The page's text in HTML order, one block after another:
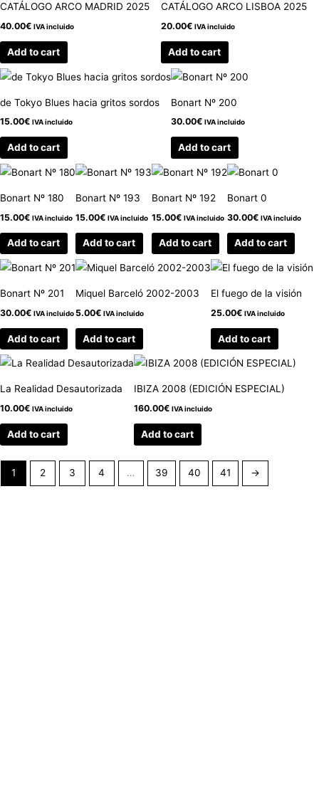
CATÁLOGO ARCO MADRID 2025
40.00€ IVA incluido
Add to cart
CATÁLOGO ARCO LISBOA 2025
20.00€ IVA incluido
Add to cart
de Tokyo Blues hacia gritos sordos
15.00€ IVA incluido
Add to cart
Bonart Nº 200
30.00€ IVA incluido
Add to cart
Bonart Nº 180
15.00€ IVA incluido
Add to cart
Bonart Nº 193
15.00€ IVA incluido
Add to cart
Bonart Nº 192
15.00€ IVA incluido
Add to cart
Bonart 0
30.00€ IVA incluido
Add to cart
Bonart Nº 201
30.00€ IVA incluido
Add to cart
Miquel Barceló 2002-2003
5.00€ IVA incluido
Add to cart
El fuego de la visión
25.00€ IVA incluido
Add to cart
La Realidad Desautorizada
10.00€ IVA incluido
Add to cart
IBIZA 2008 (EDICIÓN ESPECIAL)
160.00€ IVA incluido
Add to cart
1 2 3 4 … 39 40 41 →